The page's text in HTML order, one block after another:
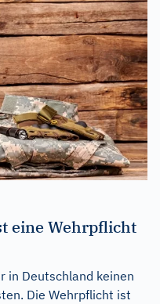
eine Wehrpflicht
in Deutschland keinen
Die Wehrpflicht ist